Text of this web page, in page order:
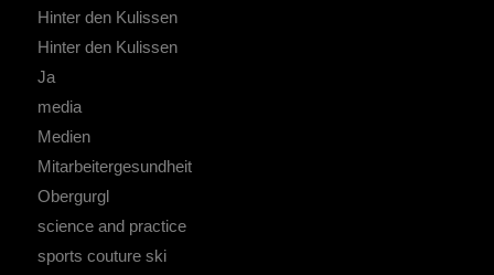
Hinter den Kulissen
Hinter den Kulissen
Ja
media
Medien
Mitarbeitergesundheit
Obergurgl
science and practice
sports couture ski